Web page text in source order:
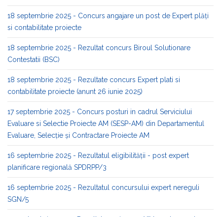
18 septembrie 2025 - Concurs angajare un post de Expert plăți
si contabilitate proiecte
18 septembrie 2025 - Rezultat concurs Biroul Solutionare
Contestatii (BSC)
18 septembrie 2025 - Rezultate concurs Expert plati si
contabilitate proiecte (anunt 26 iunie 2025)
17 septembrie 2025 - Concurs posturi in cadrul Serviciului
Evaluare si Selectie Proiecte AM (SESP-AM) din Departamentul
Evaluare, Selecție și Contractare Proiecte AM
16 septembrie 2025 - Rezultatul eligibilității - post expert
planificare regională SPDRPP/3
16 septembrie 2025 - Rezultatul concursului expert nereguli
SGN/5